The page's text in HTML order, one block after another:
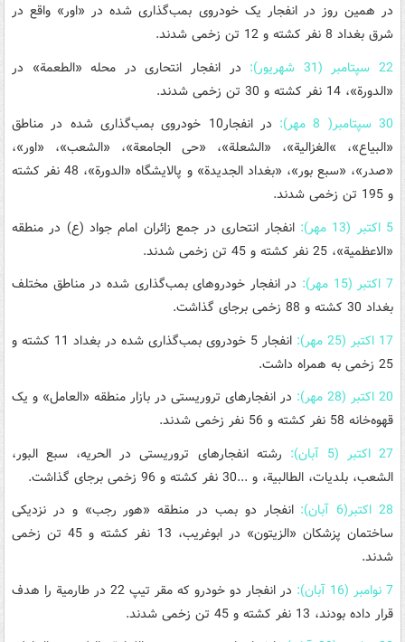
در همین روز در انفجار یک خودروی بمب‌گذاری شده در «اور» واقع در
شرق بغداد 8 نفر کشته و 12 تن زخمی شدند.
22 سپتامبر (31 شهریور):
در انفجار انتحاری در محله «الطعمة» در
«الدورة»، 14 نفر کشته و 30 تن زخمی شدند.
30 سپتامبر( 8 مهر):
در انفجار10 خودروی بمب‌گذاری شده در مناطق
«البیاع»، »الغزالیة»، «الشعلة»، «حی الجامعة»، «الشعب»، «اور»،
«صدر»، «سبع بور»، «بغداد الجدیدة» و پالایشگاه «الدورة»، 48 نفر کشته
و 195 تن زخمی شدند.
5 اکتبر (13 مهر):
انفجار انتحاری در جمع زائران امام جواد (ع) در منطقه
«الاعظمیة»، 25 نفر کشته و 45 تن زخمی شدند.
7 اکتبر (15 مهر):
در انفجار خودروهای بمب‌گذاری شده در مناطق مختلف
بغداد 30 کشته و 88 زخمی برجای گذاشت.
17 اکتبر (25 مهر):
انفجار 5 خودروی بمب‌گذاری شده در بغداد 11 کشته و
25 زخمی به همراه داشت.
20 اکتبر (28 مهر):
در انفجارهای تروریستی در بازار منطقه «العامل» و یک
قهوه‌خانه 58 نفر کشته و 56 نفر زخمی شدند.
27 اکتبر (5 آبان):
رشته انفجارهای تروریستی در الحریه، سبع البور،
الشعب، بلدیات، الطالبیة، و ...30 نفر کشته و 96 زخمی برجای گذاشت.
28 اکتبر(6 آبان):
انفجار دو بمب در منطقه «هور رجب» و در نزدیکی
ساختمان پزشکان «الزیتون» در ابوغریب، 13 نفر کشته و 45 تن زخمی
شدند.
7 نوامبر (16 آبان):
در انفجار دو خودرو که مقر تیپ 22 در طارمیة را هدف
قرار داده بودند، 13 نفر کشته و 45 تن زخمی شدند.